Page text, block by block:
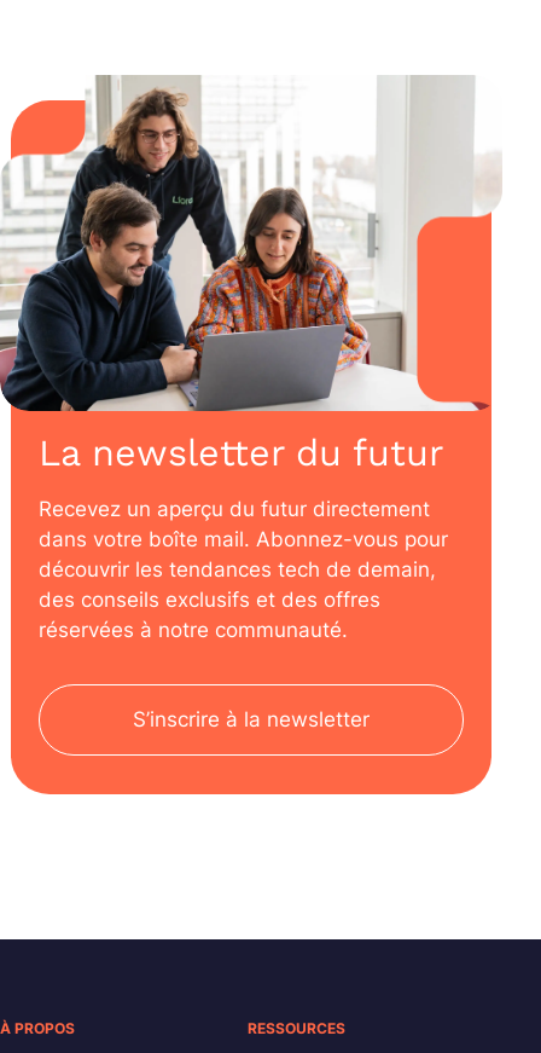
La newsletter du futur
Recevez un aperçu du futur directement
dans votre boîte mail. Abonnez-vous pour
découvrir les tendances tech de demain,
des conseils exclusifs et des offres
réservées à notre communauté.
S’inscrire à la newsletter
À PROPOS RESSOURCES